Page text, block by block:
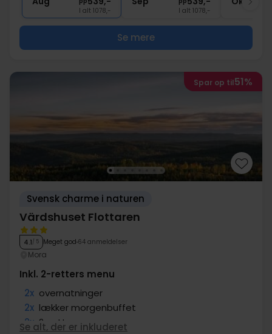
I alt 1078,- I alt 1078,-
Se mere
Spar op til51%
Svensk charme i naturen
Värdshuset Flottaren
4.1/ 5 Meget god 64 anmeldelser
Mora
Inkl. 2-retters menu
2x overnatninger
2x lækker morgenbuffet
2x 2-retters menu
Se alt, der er inkluderet